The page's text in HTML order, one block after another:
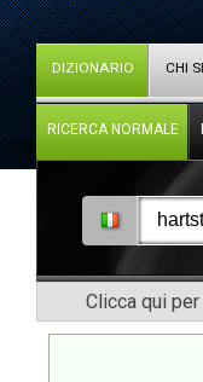
DIZIONARIO CHI
RICERCA NORMALE
Clicca qui